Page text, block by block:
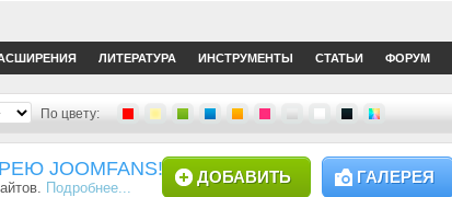
ЛИТЕРАТУРА ИНСТРУМЕНТЫ СТАТЬИ ФОРУМ
По цвету:
JOOMFANS!
Подробнее...
ГАЛЕРЕЯ
ДОБАВИТЬ